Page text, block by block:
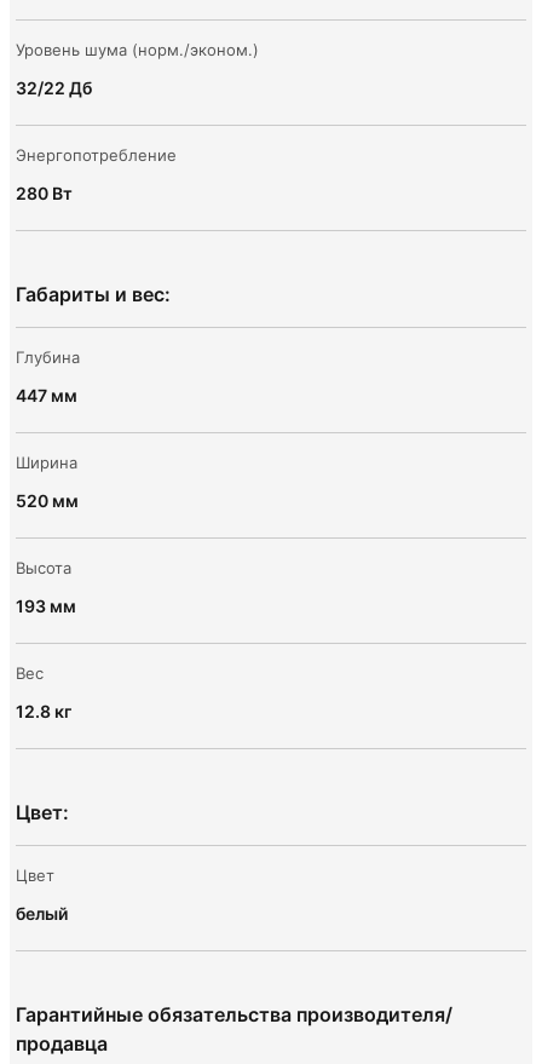
Уровень шума (норм./эконом.)
32/22 Дб
Энергопотребление
280 Вт
Габариты и вес:
Глубина
447 мм
Ширина
520 мм
Высота
193 мм
Вес
12.8 кг
Цвет:
Цвет
белый
Гарантийные обязательства производителя/
продавца